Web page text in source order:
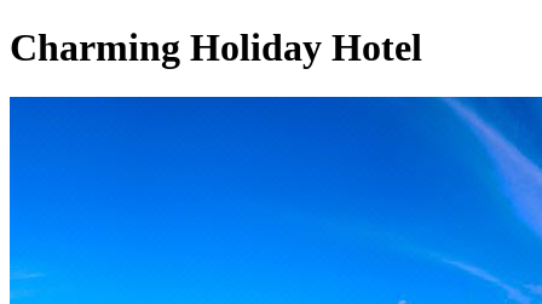
Charming Holiday Hotel